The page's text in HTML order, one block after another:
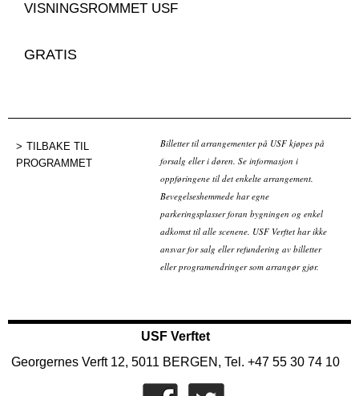
VISNINGSROMMET USF
GRATIS
TILBAKE TIL
PROGRAMMET
Billetter til arrangementer på USF kjøpes på
forsalg eller i døren. Se informasjon i
oppføringene til det enkelte arrangement.
Bevegelseshemmede har egne
parkeringsplasser foran bygningen og enkel
adkomst til alle scenene. USF Verftet har ikke
ansvar for salg eller refundering av billetter
eller programendringer som arrangør gjør.
USF Verftet
Georgernes Verft 12, 5011 BERGEN, Tel. +47 55 30 74 10